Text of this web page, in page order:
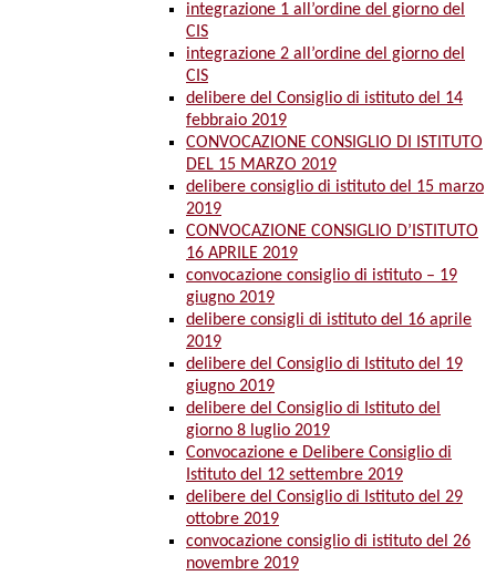
integrazione 1 all’ordine del giorno del
CIS
integrazione 2 all’ordine del giorno del
CIS
delibere del Consiglio di istituto del 14
febbraio 2019
CONVOCAZIONE CONSIGLIO DI ISTITUTO
DEL 15 MARZO 2019
delibere consiglio di istituto del 15 marzo
2019
CONVOCAZIONE CONSIGLIO D’ISTITUTO
16 APRILE 2019
convocazione consiglio di istituto – 19
giugno 2019
delibere consigli di istituto del 16 aprile
2019
delibere del Consiglio di Istituto del 19
giugno 2019
delibere del Consiglio di Istituto del
giorno 8 luglio 2019
Convocazione e Delibere Consiglio di
Istituto del 12 settembre 2019
delibere del Consiglio di Istituto del 29
ottobre 2019
convocazione consiglio di istituto del 26
novembre 2019